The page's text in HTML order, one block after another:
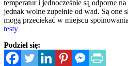
temperatur i jednocześnie są odporne
jednak wolne zupełnie od wad. Są one
mogą przeciekać w miejscu
testy
Podziel się: